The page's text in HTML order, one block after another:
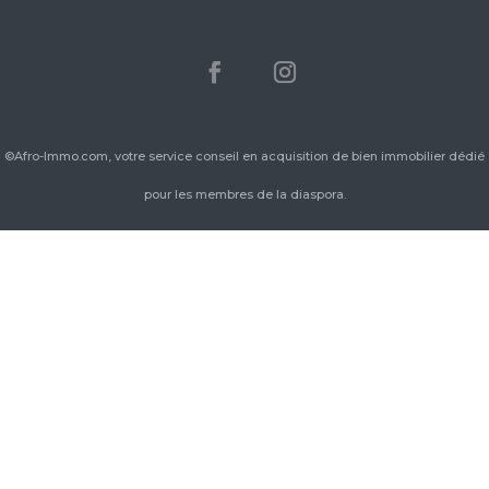
©Afro-Immo.com, votre service conseil en acquisition de bien immobilier dédié
pour les membres de la diaspora.